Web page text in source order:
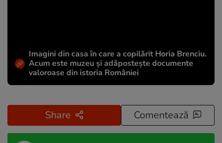
Imagini din casa în care a copilărit Horia Brenciu.
Acum este muzeu și adăpostește documente
valoroase din istoria României
Share Comentează